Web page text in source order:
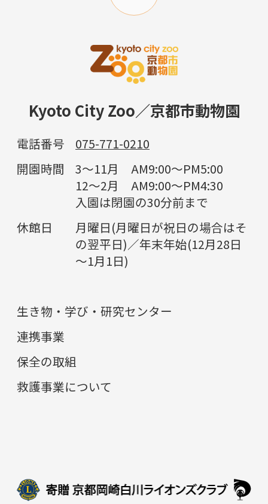
Kyoto City Zoo／京都市動物園
電話番号
075-771-0210
開園時間
3～11月 AM9:00～PM5:00
12～2月 AM9:00～PM4:30
入園は閉園の30分前まで
休館日
月曜日(月曜日が祝日の場合はそ
の翌平日)／年末年始(12月28日
～1月1日)
生き物・学び・研究センター
連携事業
保全の取組
救護事業について